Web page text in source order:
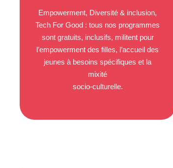
Empowerment, Diversité & inclusion,
Tech For Good : tous nos programmes
sont gratuits, inclusifs, militent pour
l’empowerment des filles, l’accueil des
jeunes à besoins spécifiques et la
mixité
socio-culturelle.